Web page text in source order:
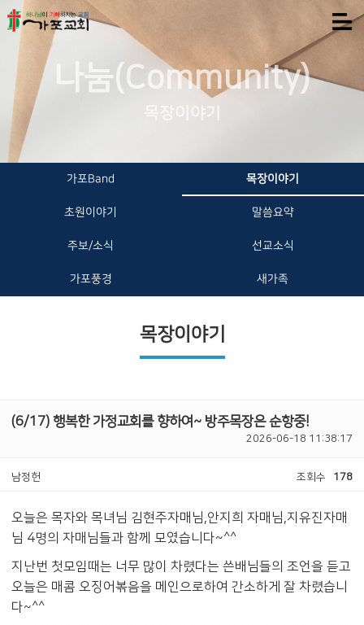
나눔(Community)
목장이야기
가포Band 목장이야기
초원이야기 말씀요약
주보/소식 선교소식
가포풍경 새가족
목장이야기
(6/17) 행복한 가정교회를 향하여~ 방주목장은 순항중!
2026-06-18 11:38:17
남정헌 조회수 178
오늘은 목자와 목녀님 김현주자매님,안지희 자매님,지유진자매
님 4명의 자매님들과 함께 모였습니다~^^
지난번 첫모임때는 너무 많이 차렸다는 쓴배님들의 조언을 듣고
오늘은 매콤 오징어볶음을 메인으로하여 간소하게 잘 차렸습니
다~^^